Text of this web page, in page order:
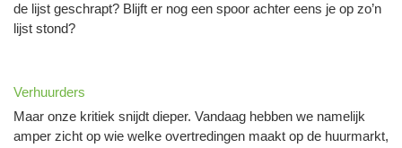
de lijst geschrapt? Blijft er nog een spoor achter eens je op zo’n
lijst stond?
Verhuurders
Maar onze kritiek snijdt dieper. Vandaag hebben we namelijk
amper zicht op wie welke overtredingen maakt op de huurmarkt,